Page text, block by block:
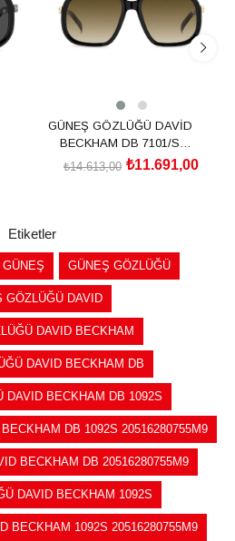
GÜNEŞ GÖZLÜĞÜ DAVİD
BECKHAM DB 7101/S
2058392M257HA
₺11.691,00
₺14.613,00
Etiketler
GÜNEŞ GÜNEŞ GÖZLÜĞÜ
GÖZLÜĞÜ DAVID
DAVID BECKHAM
DAVID BECKHAM DB
DAVID BECKHAM DB 1092S
DB 1092S 20516280755M9
BECKHAM DB 20516280755M9
DAVID BECKHAM 1092S
BECKHAM 1092S 20516280755M9